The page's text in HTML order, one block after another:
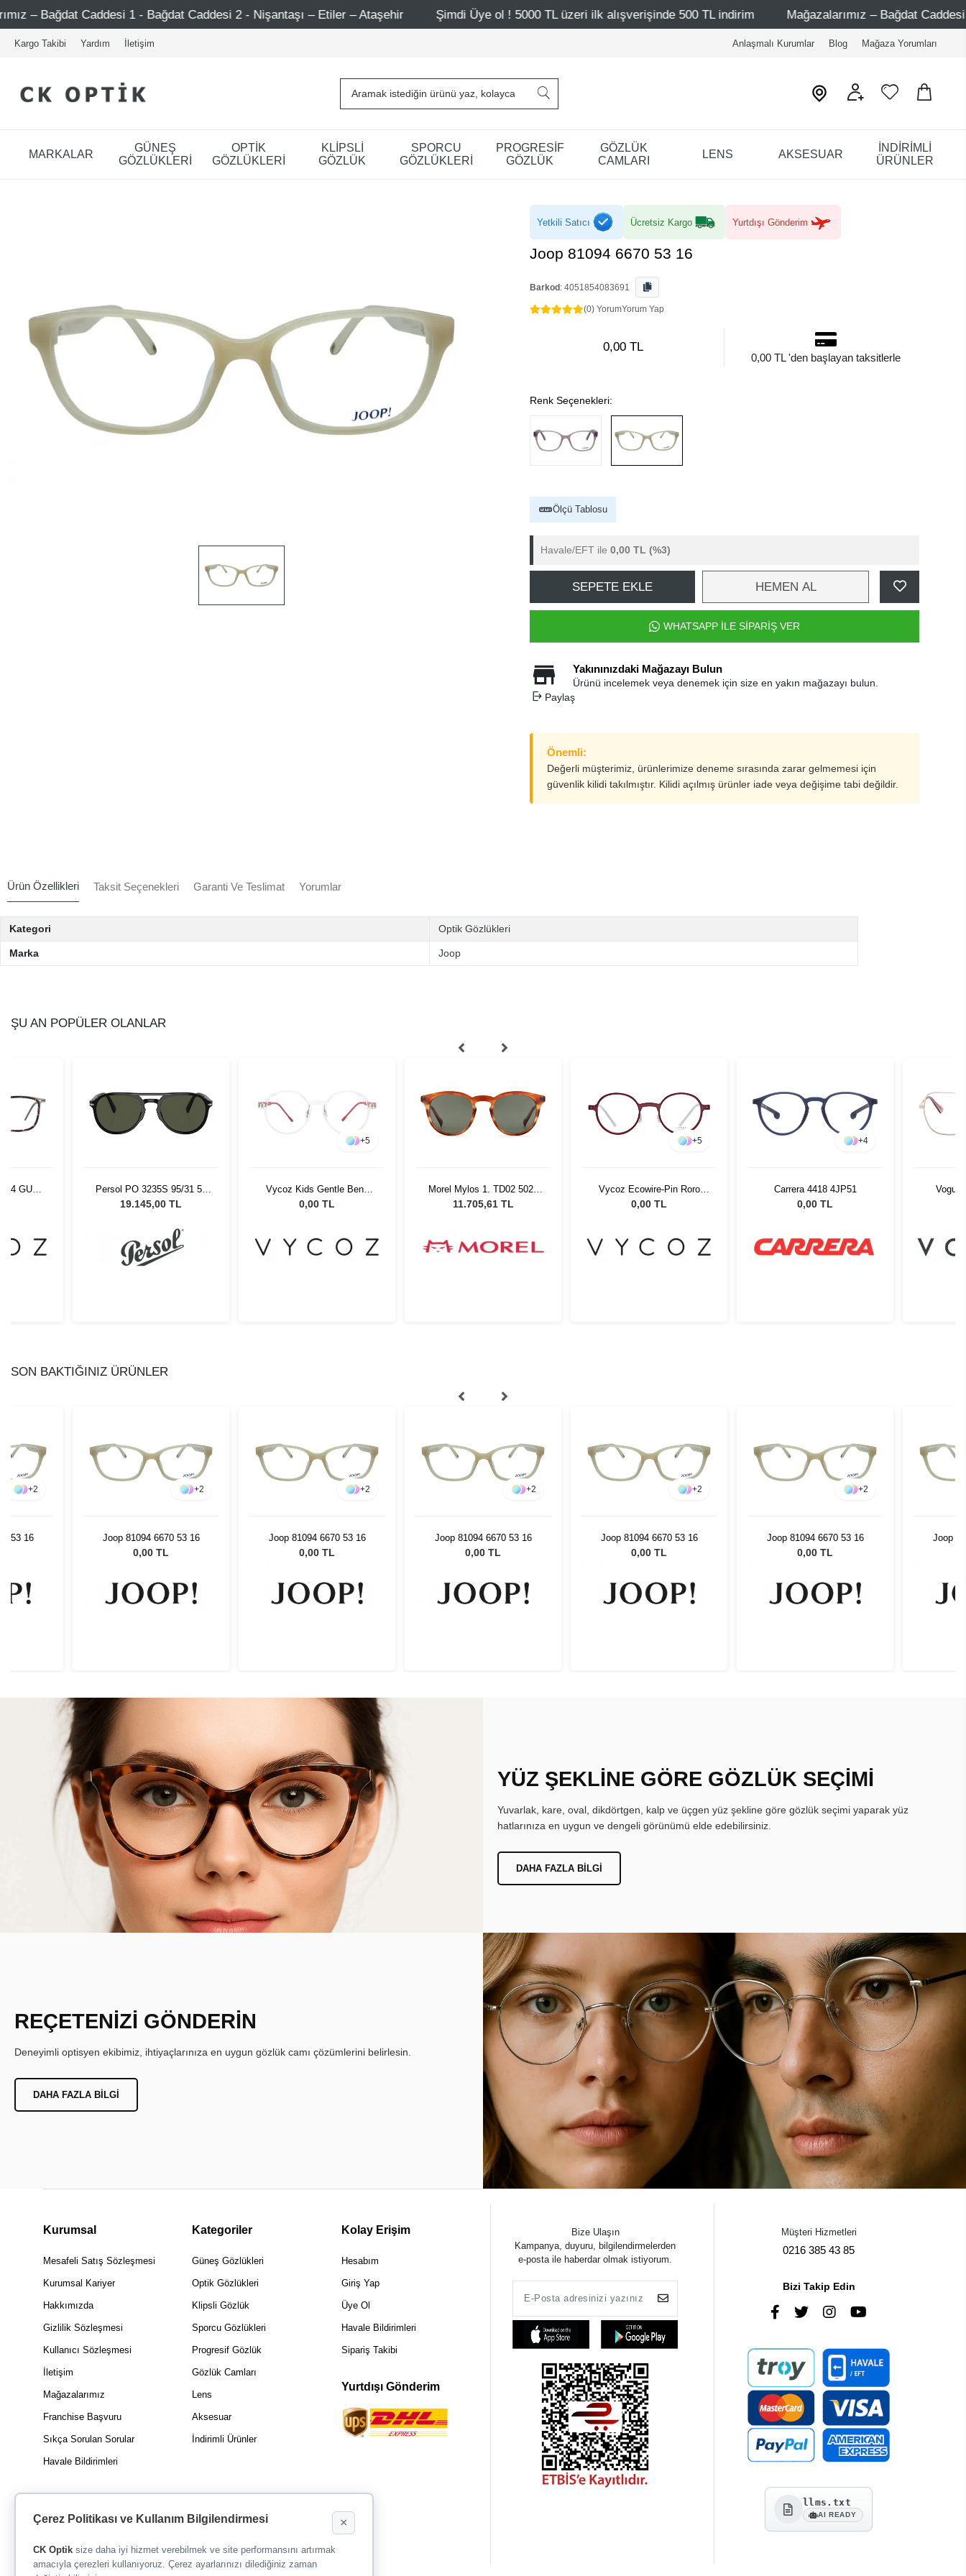
Caddesi 1 - Bağdat Caddesi 2 - Nişantaşı – Etiler – Ataşehir Şimdi Üye ol ! 5000 TL üzeri ilk alışverişinde 500 TL indirim Mağazalarımız – Bağdat Caddesi 1 -
Kargo Takibi Yardım İletişim Anlaşmalı Kurumlar Blog Mağaza Yorumları
MARKALAR
GÜNEŞ
GÖZLÜKLERİ
OPTİK
GÖZLÜKLERİ
KLİPSLİ
GÖZLÜK
SPORCU
GÖZLÜKLERİ
PROGRESİF
GÖZLÜK
GÖZLÜK
CAMLARI
LENS AKSESUAR
İNDİRİMLİ
ÜRÜNLER
Yetkili Satıcı Ücretsiz Kargo Yurtdışı Gönderim
Joop 81094 6670 53 16
Barkod : 4051854083691
(0) YorumYorum Yap
0,00 TL
0,00 TL 'den başlayan taksitlerle
Renk Seçenekleri:
Ölçü Tablosu
Havale/EFT ile 0,00 TL (%3)
SEPETE EKLE HEMEN AL
WHATSAPP İLE SİPARİŞ VER
Yakınınızdaki Mağazayı Bulun
Ürünü incelemek veya denemek için size en yakın mağazayı bulun.
Paylaş
Önemli:
Değerli müşterimiz, ürünlerimize deneme sırasında zarar gelmemesi için
güvenlik kilidi takılmıştır. Kilidi açılmış ürünler iade veya değişime tabi değildir.
Ürün Özellikleri Taksit Seçenekleri Garanti Ve Teslimat Yorumlar
Kategori Optik Gözlükleri
Marka Joop
ŞU AN POPÜLER OLANLAR
GUN-
Persol PO 3235S 95/31 55
Unisex Güneş Gözlüğü
19.145,00 TL
+5
Vycoz Kids Gentle Benn
CRT 46-17 135
0,00 TL
Morel Mylos 1. TD02 5021
Unisex Güneş Gözlüğü
11.705,61 TL
+5
Vycoz Ecowire-Pin Roro
RED 46-22 51526
0,00 TL
+4
Carrera 4418 4JP51
0,00 TL
Vogue
SON BAKTIĞINIZ ÜRÜNLER
+2
53 16
+2
Joop 81094 6670 53 16
0,00 TL
+2
Joop 81094 6670 53 16
0,00 TL
+2
Joop 81094 6670 53 16
0,00 TL
+2
Joop 81094 6670 53 16
0,00 TL
+2
Joop 81094 6670 53 16
0,00 TL
Joop
YÜZ ŞEKLİNE GÖRE GÖZLÜK SEÇİMİ
Yuvarlak, kare, oval, dikdörtgen, kalp ve üçgen yüz şekline göre gözlük seçimi yaparak yüz
hatlarınıza en uygun ve dengeli görünümü elde edebilirsiniz.
DAHA FAZLA BILGI
REÇETENİZİ GÖNDERİN
Deneyimli optisyen ekibimiz, ihtiyaçlarınıza en uygun gözlük camı çözümlerini belirlesin.
DAHA FAZLA BILGI
Kurumsal
Mesafeli Satış Sözleşmesi
Kurumsal Kariyer
Hakkımızda
Gizlilik Sözleşmesi
Kullanıcı Sözleşmesi
İletişim
Mağazalarımız
Franchise Başvuru
Sıkça Sorulan Sorular
Havale Bildirimleri
Kategoriler
Güneş Gözlükleri
Optik Gözlükleri
Klipsli Gözlük
Sporcu Gözlükleri
Progresif Gözlük
Gözlük Camları
Lens
Aksesuar
İndirimli Ürünler
Kolay Erişim
Hesabım
Giriş Yap
Üye Ol
Havale Bildirimleri
Sipariş Takibi
Yurtdışı Gönderim
Bize Ulaşın
Kampanya, duyuru, bilgilendirmelerden
e-posta ile haberdar olmak istiyorum.
Müşteri Hizmetleri
0216 385 43 85
Bizi Takip Edin
llms.txt
AI READY
Çerez Politikası ve Kullanım Bilgilendirmesi ×
CK Optik size daha iyi hizmet verebilmek ve site performansını artırmak
amacıyla çerezleri kullanıyoruz. Çerez ayarlarınızı dilediğiniz zaman